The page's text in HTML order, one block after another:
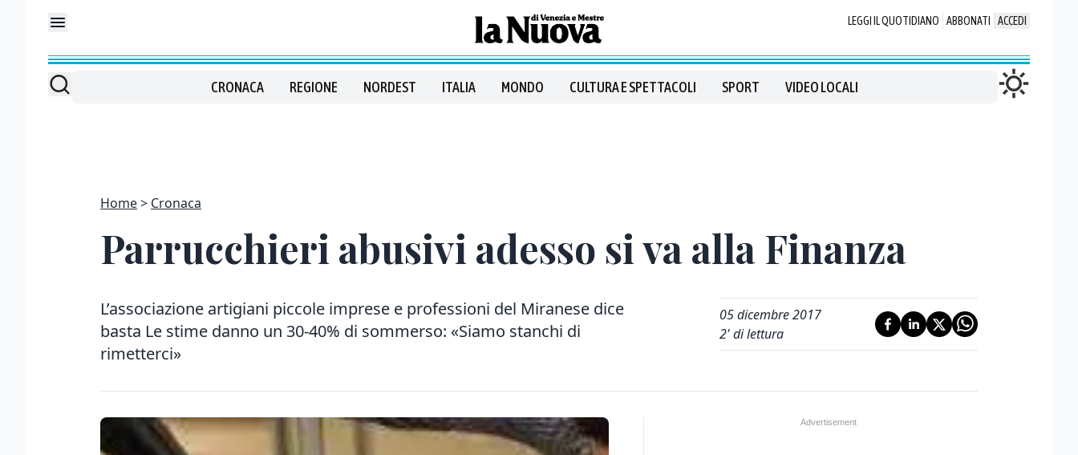
LEGGI IL QUOTIDIANO ABBONATI ACCEDI
CRONACA REGIONE NORDEST ITALIA MONDO CULTURA E SPETTACOLI SPORT VIDEO LOCALI
Home Cronaca
Parrucchieri abusivi adesso si va alla Finanza
L’associazione artigiani piccole imprese e professioni del Miranese dice
basta Le stime danno un 30-40% di sommerso: «Siamo stanchi di
rimetterci»
05 dicembre 2017
2' di lettura